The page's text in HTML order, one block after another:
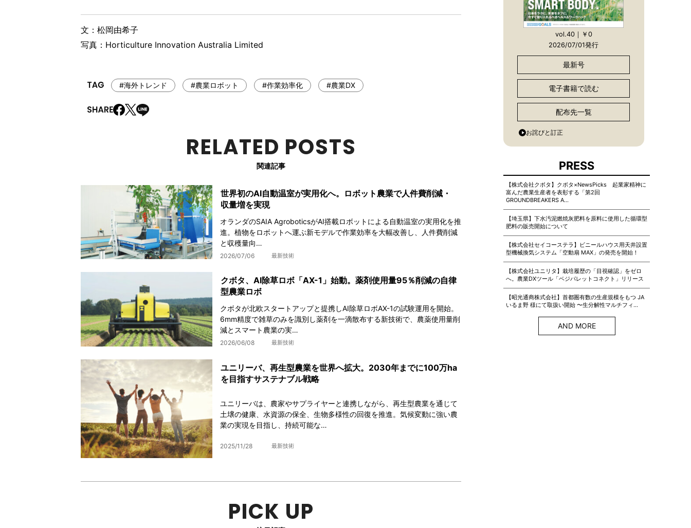
文：松岡由希子
写真：Horticulture Innovation Australia Limited
#海外トレンド #農業ロボット #作業効率化 #農業DX
RELATED POSTS
関連記事
世界初のAI自動温室が実用化へ。ロボット農業で人件費削減・
収量増を実現
オランダのSAIA AgroboticsがAI搭載ロボットによる自動温室の実用化を推
進。植物をロボットへ運ぶ新モデルで作業効率を大幅改善し、人件費削減
と収穫量向…
2026/07/06 最新技術
クボタ、AI除草ロボ「AX-1」始動。薬剤使用量95％削減の自律
型農業ロボ
クボタが北欧スタートアップと提携しAI除草ロボAX-1の試験運用を開始。
6mm精度で雑草のみを識別し薬剤を一滴散布する新技術で、農薬使用量削
減とスマート農業の実…
2026/06/08 最新技術
ユニリーバ、再生型農業を世界へ拡大。2030年までに100万ha
を目指すサステナブル戦略
ユニリーバは、農家やサプライヤーと連携しながら、再生型農業を通じて
土壌の健康、水資源の保全、生物多様性の回復を推進。気候変動に強い農
業の実現を目指し、持続可能な…
2025/11/28 最新技術
PICK UP
vol.40｜￥0
2026/07/01発行
最新号
電子書籍で読む
配布先一覧
お詫びと訂正
PRESS
【株式会社クボタ】クボタ×NewsPicks 起業家精神に
富んだ農業生産者を表彰する「第2回
GROUNDBREAKERS A…
【埼玉県】下水汚泥燃焼灰肥料を原料に使用した循環型
肥料の販売開始について
【株式会社セイコーステラ】ビニールハウス用天井設置
型機械換気システム「空動扇 MAX」の発売を開始！
【株式会社ユニリタ】栽培履歴の「目視確認」をゼロ
へ。農業DXツール「ベジパレットコネクト」リリース
【昭光通商株式会社】首都圏有数の生産規模をもつ JA
いるま野 様にて取扱い開始 〜生分解性マルチフィ…
AND MORE